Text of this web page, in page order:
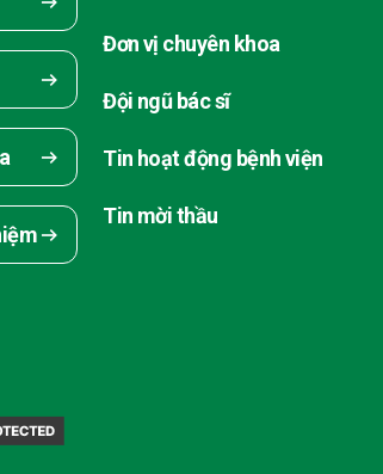
Đơn vị chuyên khoa
Đội ngũ bác sĩ
Tin hoạt động bệnh viện
Tin mời thầu